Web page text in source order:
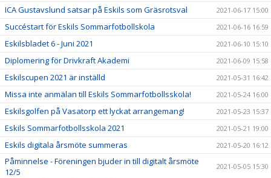
ICA Gustavslund satsar på Eskils som Gräsrotsval 2021-06-17 15:00
Succéstart för Eskils Sommarfotbollskola 2021-06-16 16:59
Eskilsbladet 6 - Juni 2021 2021-06-10 15:10
Diplomering för Drivkraft Akademi 2021-06-09 15:58
Eskilscupen 2021 är inställd 2021-05-31 16:42
Missa inte anmälan till Eskils Sommarfotbollsskola! 2021-05-24 16:00
Eskilsgolfen på Vasatorp ett lyckat arrangemang! 2021-05-23 15:37
Eskils Sommarfotbollsskola 2021 2021-05-21 19:00
Eskils digitala årsmöte summeras 2021-05-20 16:12
Påminnelse - Föreningen bjuder in till digitalt årsmöte
12/5
2021-05-05 15:30